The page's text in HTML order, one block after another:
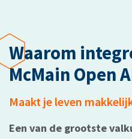
Waarom
McMain Open
Maakt je leven
Een van de grootste